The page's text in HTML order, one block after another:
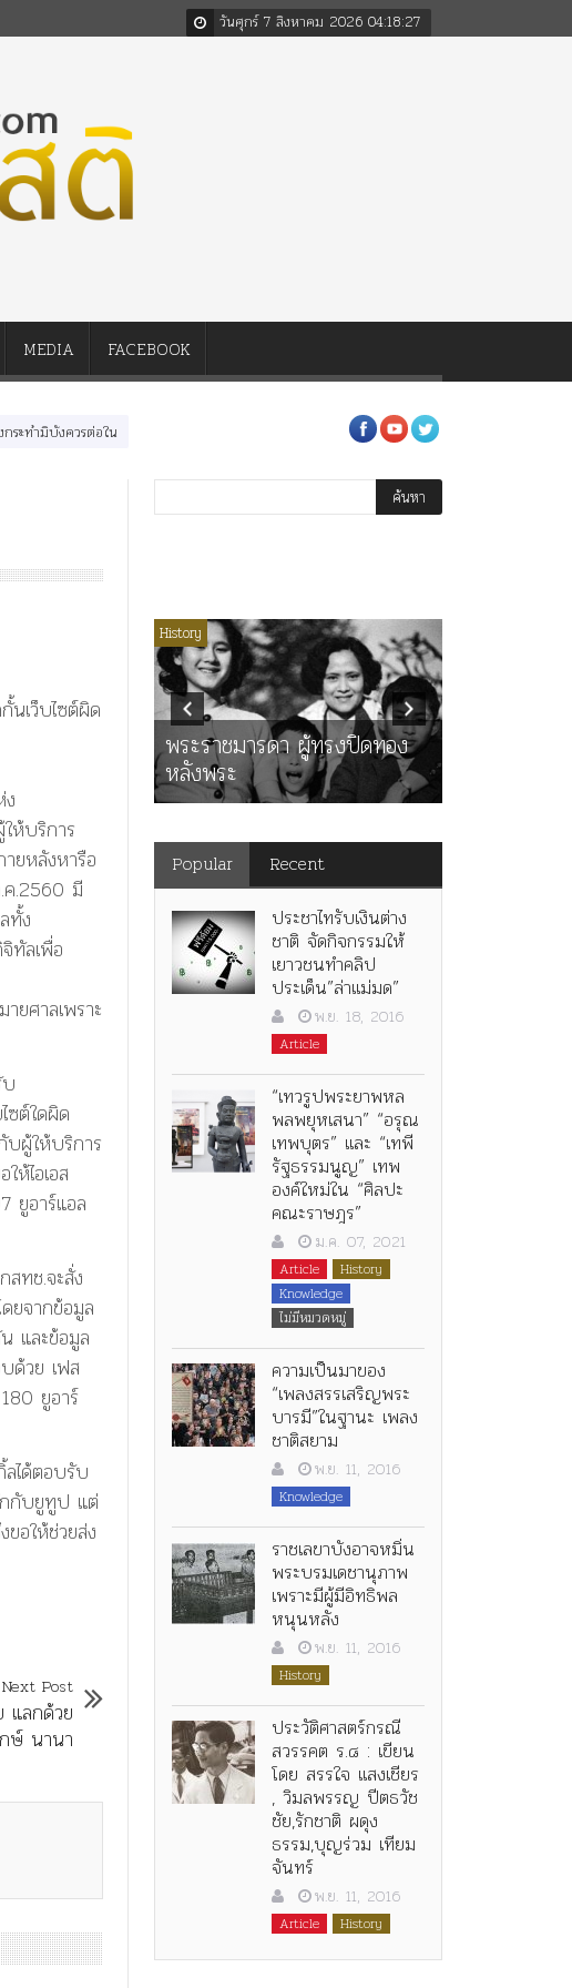
วันศุกร์ 7 สิงหาคม 2026 04:18:28
MEDIA FACEBOOK
บังควรต่อในหลวงสามรัชกาล ร่วมกว่า 80ปี ร.๖ สร้าง “จุฬาลงกรณ์มหาวิทยาลัย” ตามพระราช
นเว็บไซต์ผิด
ห้บริการ
ายหลังหารือ
ค.2560 มี
ทั้ง
ทัลเพื่อ
ยศาลเพราะ
ซต์ใดผิด
บผู้ให้บริการ
ห้ไอเอส
ยูอาร์แอล
สทช.จะสั่ง
ยจากข้อมูล
และข้อมูล
ด้วย เฟส
ยูอาร์
ลได้ตอบรับ
กกับยูทูป แต่
อให้ช่วยส่ง
Next Post
แลกด้วย
ษ์ นานา
ณเทพบุตร”
มนูญ” เทพ
History
พระราชมารดา ผู้ทรงปิดทอง
หลังพระ
Popular Recent
ประชาไทรับเงินต่าง
ชาติ จัดกิจกรรมให้
เยาวชนทำคลิป
ประเด็น”ล่าแม่มด”
พ.ย. 18, 2016
Article
“เทวรูปพระยาพหล
พลพยุหเสนา” “อรุณ
เทพบุตร” และ “เทพี
รัฐธรรมนูญ” เทพ
องค์ใหม่ใน “ศิลปะ
คณะราษฎร”
ม.ค. 07, 2021
Article
History
Knowledge
ไม่มีหมวดหมู่
ความเป็นมาของ
“เพลงสรรเสริญพระ
บารมี”ในฐานะ เพลง
ชาติสยาม
พ.ย. 11, 2016
Knowledge
ราชเลขาบังอาจหมิ่น
พระบรมเดชานุภาพ
เพราะมีผู้มีอิทธิพล
หนุนหลัง
พ.ย. 11, 2016
History
ประวัติศาสตร์กรณี
สวรรคต ร.๘ : เขียน
โดย สรรใจ แสงเชียร
, วิมลพรรญ ปีตธวัช
ชัย,รักชาติ ผดุง
ธรรม,บุญร่วม เทียม
จันทร์
พ.ย. 11, 2016
Article History